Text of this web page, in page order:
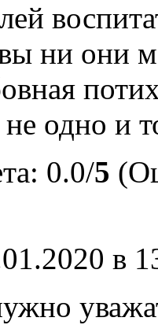
ни они
одно и
0.0/5
в